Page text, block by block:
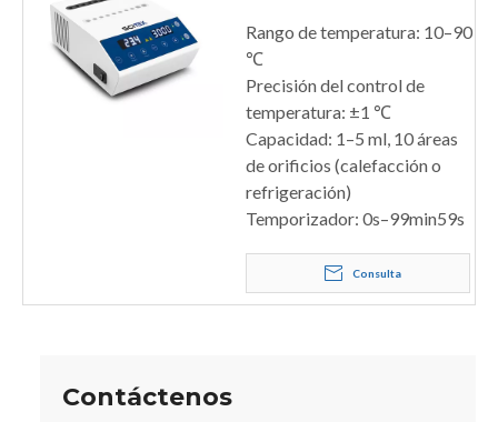
Rango de temperatura: 10–90
℃
Precisión del control de
temperatura: ±1 ℃
Capacidad: 1–5 ml, 10 áreas
de orificios (calefacción o
refrigeración)
Temporizador: 0s–99min59s
Consulta
Contáctenos